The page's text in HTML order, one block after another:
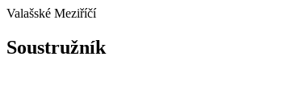
Valašské Meziříčí
Soustružník